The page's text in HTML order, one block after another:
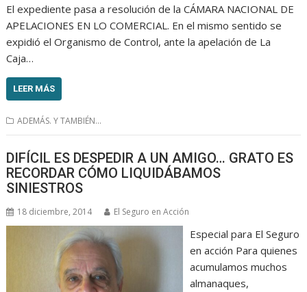
El expediente pasa a resolución de la CÁMARA NACIONAL DE
APELACIONES EN LO COMERCIAL. En el mismo sentido se
expidió el Organismo de Control, ante la apelación de La
Caja…
LEER MÁS
ADEMÁS. Y TAMBIÉN...
DIFÍCIL ES DESPEDIR A UN AMIGO… GRATO ES
RECORDAR CÓMO LIQUIDÁBAMOS
SINIESTROS
18 diciembre, 2014 El Seguro en Acción
Especial para El Seguro
en acción Para quienes
acumulamos muchos
almanaques,